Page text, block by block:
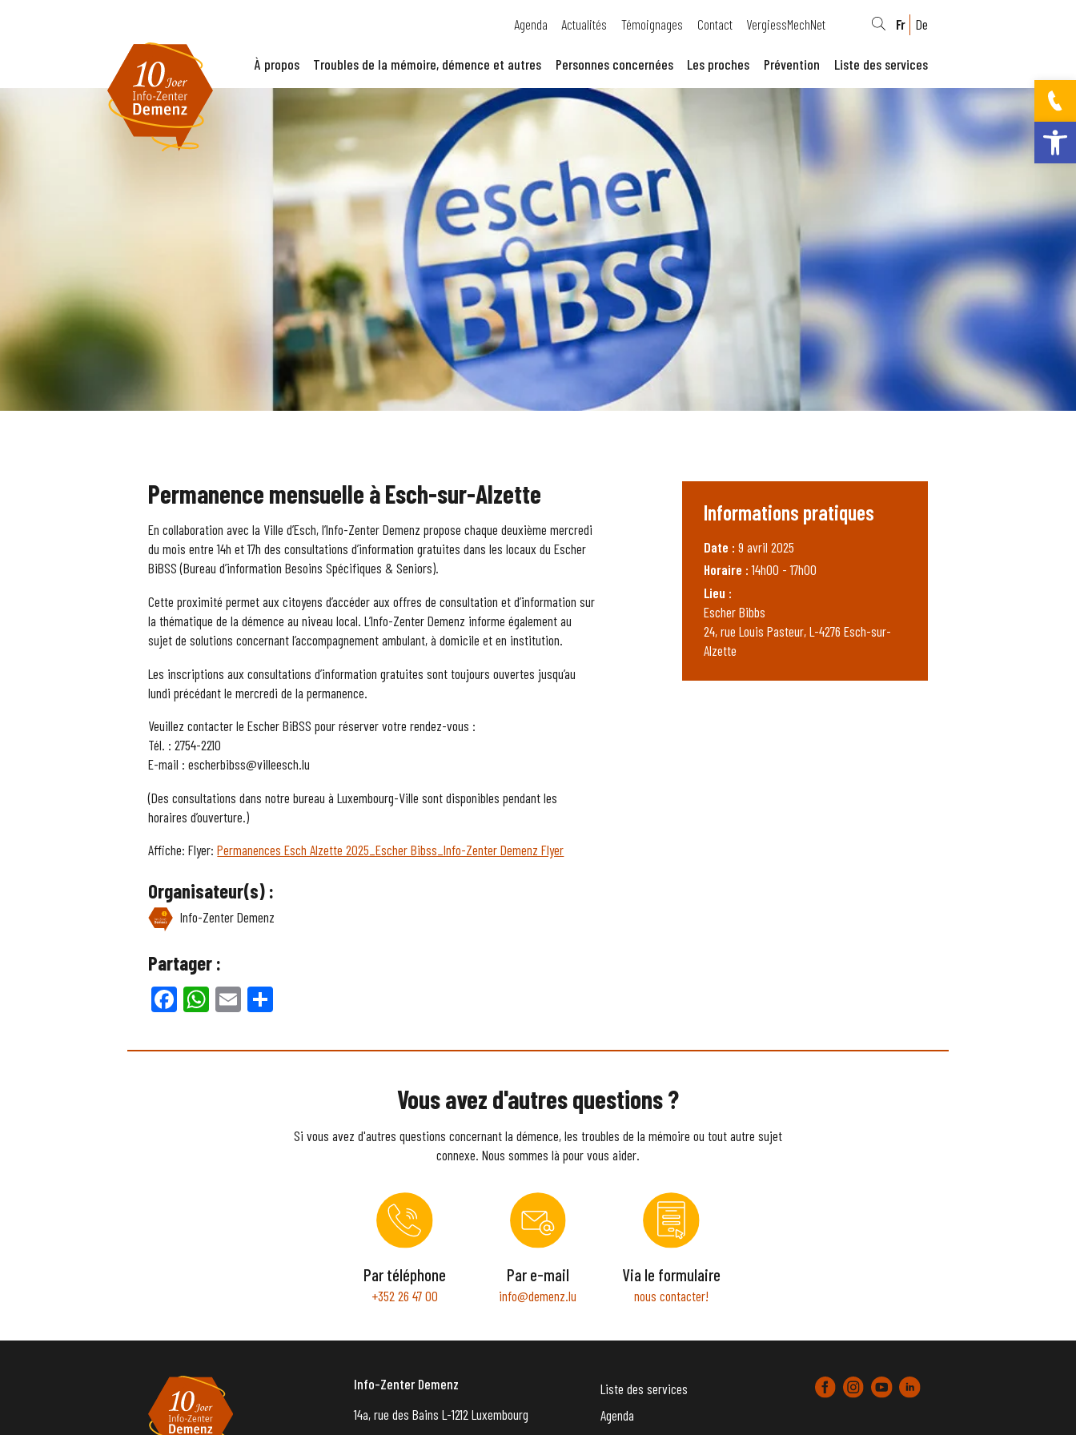
Ouvrir la
Agenda Actualités Témoignages Contact VergiessMechNet Fr De
À propos Troubles de la mémoire, démence et autres Personnes concernées Les proches Prévention Liste des services
Permanence mensuelle à Esch-sur-Alzette
En collaboration avec la Ville d’Esch, l’Info-Zenter Demenz propose chaque deuxième mercredi
du mois entre 14h et 17h des consultations d’information gratuites dans les locaux du Escher
BiBSS (Bureau d’information Besoins Spécifiques & Seniors).
Cette proximité permet aux citoyens d’accéder aux offres de consultation et d’information sur
la thématique de la démence au niveau local. L’Info-Zenter Demenz informe également au
sujet de solutions concernant l’accompagnement ambulant, à domicile et en institution.
Les inscriptions aux consultations d’information gratuites sont toujours ouvertes jusqu’au
lundi précédant le mercredi de la permanence.
Veuillez contacter le Escher BiBSS pour réserver votre rendez-vous :
Tél. : 2754-2210
E-mail : escherbibss@villeesch.lu
(Des consultations dans notre bureau à Luxembourg-Ville sont disponibles pendant les
horaires d’ouverture.)
Affiche: Flyer:Permanences Esch Alzette 2025_Escher Bibss_Info-Zenter Demenz Flyer
Organisateur(s) :
Info-Zenter Demenz
Partager :
Facebook
WhatsApp
Email
Informations pratiques
Date : 9 avril 2025
Horaire :14h00 - 17h00
Lieu :
Escher Bibbs
24, rue Louis Pasteur, L-4276 Esch-sur-
Alzette
Vous avez d'autres questions ?
Si vous avez d'autres questions concernant la démence, les troubles de la mémoire ou tout autre sujet
connexe. Nous sommes là pour vous aider.
Par téléphone
+352 26 47 00
Par e-mail
info@demenz.lu
Via le formulaire
nous contacter!
Info-Zenter Demenz
14a, rue des Bains L-1212 Luxembourg
Liste des services
Agenda